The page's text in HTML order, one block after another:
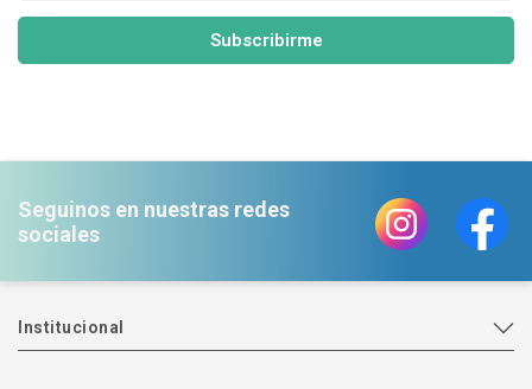
Subscribirme
Seguinos en nuestras redes
sociales
Institucional